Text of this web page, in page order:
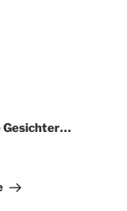
Gesichter…